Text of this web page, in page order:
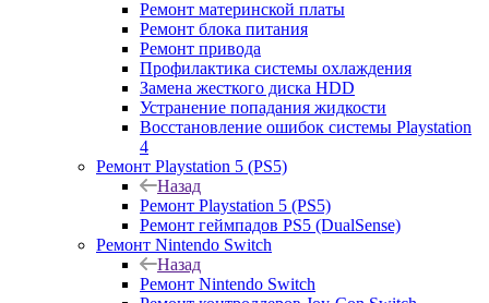
Ремонт материнской платы
Ремонт блока питания
Ремонт привода
Профилактика системы охлаждения
Замена жесткого диска HDD
Устранение попадания жидкости
Восстановление ошибок системы Playstation
4
Ремонт Playstation 5 (PS5)
Назад
Ремонт Playstation 5 (PS5)
Ремонт геймпадов PS5 (DualSense)
Ремонт Nintendo Switch
Назад
Ремонт Nintendo Switch